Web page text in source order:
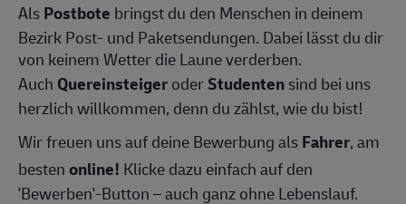
AlsPostbote bringst du den Menschen in deinem
Bezirk Post- und Paketsendungen. Dabei lässt du dir
von keinem Wetter die Laune verderben.
Auch QuereinsteigeroderStudentensind bei uns
herzlich willkommen, denn du zählst, wie du bist!
Wir freuen uns auf deine Bewerbung alsFahrer, am
bestenonline! Klicke dazu einfach auf den
'Bewerben'-Button – auch ganz ohne Lebenslauf.